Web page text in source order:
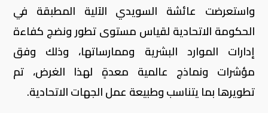
واستعرضت عائشة السويدي الآلية المطبقة في
الحكومة الاتحادية لقياس مستوى تطور ونضج كفاءة
إدارات الموارد البشرية وممارساتها، وذلك وفق
مؤشرات ونماذج عالمية معدةٍ لهذا الغرض، تم
تطويرها بما يتناسب وطبيعة عمل الجهات الاتحادية.